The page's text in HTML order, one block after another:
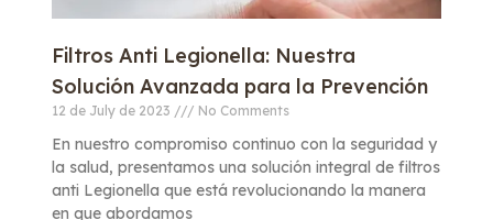
Filtros Anti Legionella: Nuestra
Solución Avanzada para la Prevención
12 de July de 2023 No Comments
En nuestro compromiso continuo con la seguridad y
la salud, presentamos una solución integral de filtros
anti Legionella que está revolucionando la manera
en que abordamos